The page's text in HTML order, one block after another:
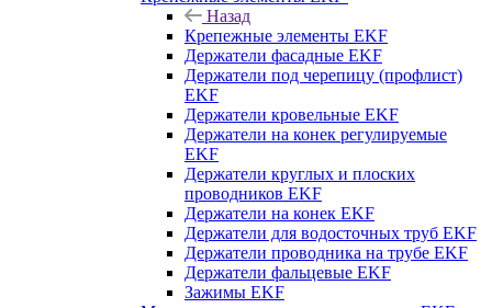
Назад
Крепежные элементы EKF
Держатели фасадные EKF
Держатели под черепицу (профлист)
EKF
Держатели кровельные EKF
Держатели на конек регулируемые
EKF
Держатели круглых и плоских
проводников EKF
Держатели на конек EKF
Держатели для водосточных труб EKF
Держатели проводника на трубе EKF
Держатели фальцевые EKF
Зажимы EKF